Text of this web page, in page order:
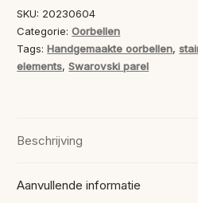
SKU: 20230604
Categorie:Oorbellen
Tags:Handgemaakte oorbellen,
elements,Swarovski parel
Beschrijving
Aanvullende informatie